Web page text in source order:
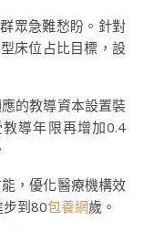
眾急難愁盼。針對
床位占比目標，設
的教導資本設置裝
導年限再增加0.4
，優化醫療機構效
步到80包養網歲。